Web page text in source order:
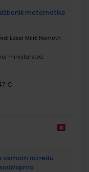
matematike
Lobor Milić Nemeth
ministarstva:
€
osmom razredu